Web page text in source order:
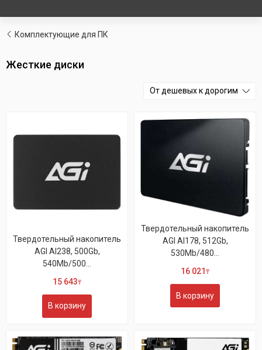
Комплектующие для ПК
Жесткие диски
От дешевых к дорогим
Твердотельный накопитель
AGI AI238, 500Gb,
540Mb/500...
15 643₸
В корзину
Твердотельный накопитель
AGI AI178, 512Gb,
530Mb/480...
16 021 ₸
В корзину